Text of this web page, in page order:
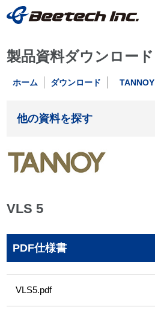
製品資料ダウンロード
ホーム ダウンロード TANNOY
他の資料を探す
VLS 5
PDF仕様書
VLS5.pdf